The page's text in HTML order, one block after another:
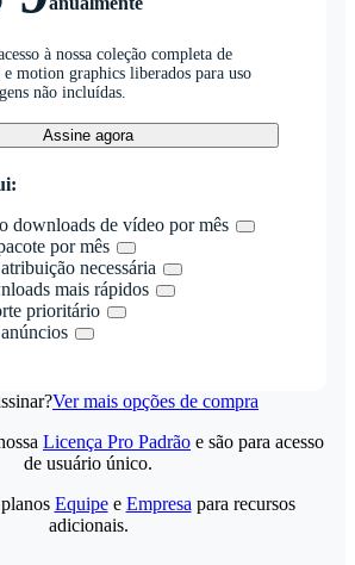
à nossa coleção completa de
e motion graphics liberados para uso
não incluídas.
Assine agora
downloads de vídeo por mês
por mês
necessária
mais rápidos
prioritário
Ver mais opções de compra
Licença Pro Padrão e são para acesso
de usuário único.
Equipee Empresa para recursos
adicionais.